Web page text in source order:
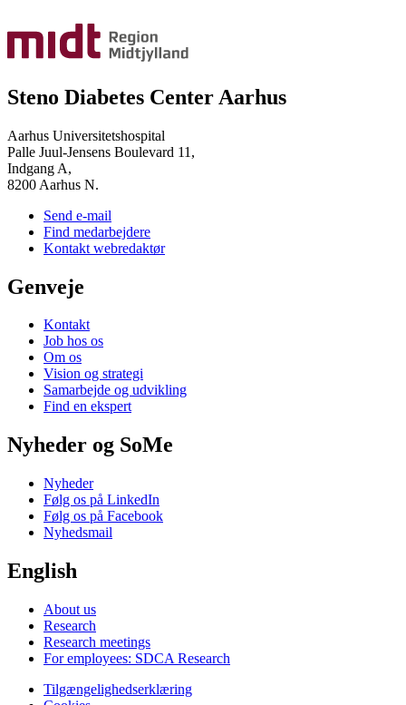
Steno Diabetes Center Aarhus
Aarhus Universitetshospital
Palle Juul-Jensens Boulevard 11,
Indgang A,
8200 Aarhus N.
Send e-mail
Find medarbejdere
Kontakt webredaktør
Genveje
Kontakt
Job hos os
Om os
Vision og strategi
Samarbejde og udvikling
Find en ekspert
Nyheder og SoMe
Nyheder
Følg os på LinkedIn
Følg os på Facebook
Nyhedsmail
English
About us
Research
Research meetings
For employees: SDCA Research
Tilgængelighedserklæring